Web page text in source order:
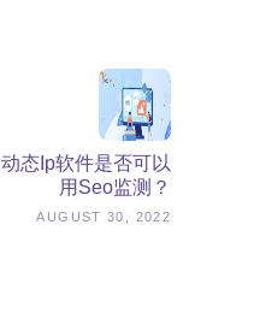
动态ip软件是否可以
用seo监测？
AUGUST 30, 2022